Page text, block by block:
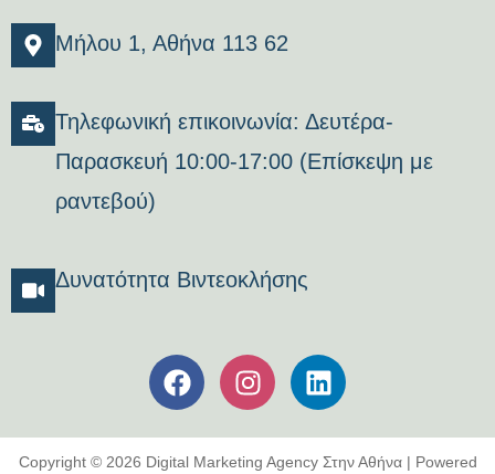
Μήλου 1, Αθήνα 113 62
Τηλεφωνική επικοινωνία: Δευτέρα-
Παρασκευή 10:00-17:00 (Επίσκεψη με
ραντεβού)
Δυνατότητα Βιντεοκλήσης
Copyright © 2026 Digital Marketing Agency Στην Αθήνα | Powered